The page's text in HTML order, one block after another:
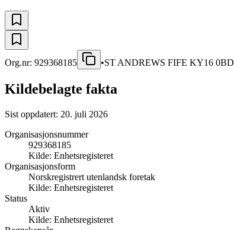
Org.nr: 929368185 •ST ANDREWS FIFE KY16 0BD
Kildebelagte fakta
Sist oppdatert: 20. juli 2026
Organisasjonsnummer
929368185
Kilde: Enhetsregisteret
Organisasjonsform
Norskregistrert utenlandsk foretak
Kilde: Enhetsregisteret
Status
Aktiv
Kilde: Enhetsregisteret